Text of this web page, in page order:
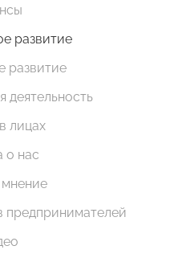
развитие
развитие
деятельность
лицах
о нас
предпринимателей